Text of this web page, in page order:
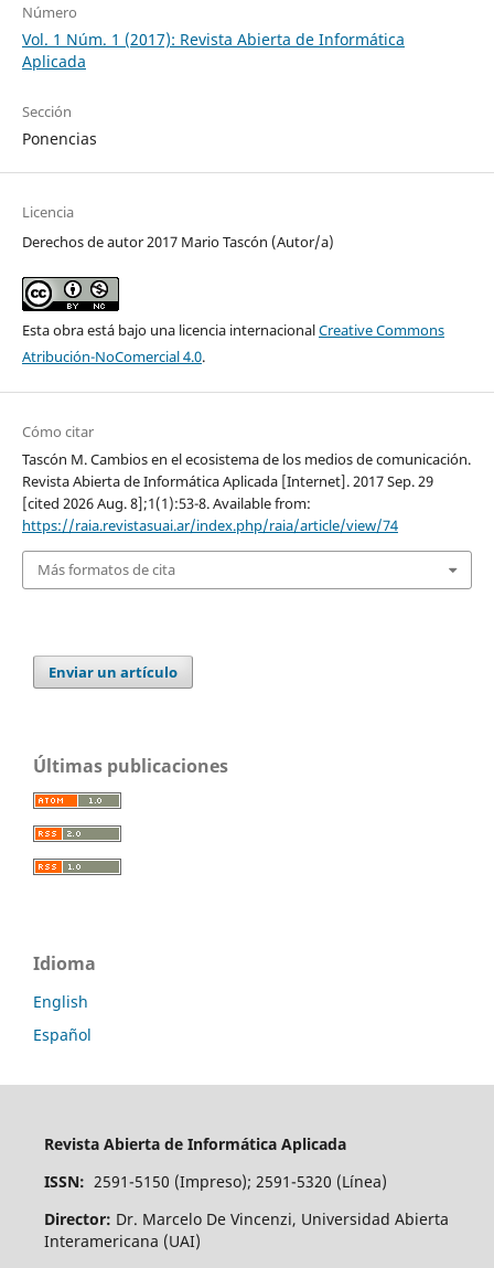
Número
Vol. 1 Núm. 1 (2017): Revista Abierta de Informática
Aplicada
Sección
Ponencias
Licencia
Derechos de autor 2017 Mario Tascón (Autor/a)
Esta obra está bajo una licencia internacionalCreative Commons
Atribución-NoComercial 4.0.
Cómo citar
Tascón M. Cambios en el ecosistema de los medios de comunicación.
Revista Abierta de Informática Aplicada [Internet]. 2017 Sep. 29
[cited 2026 Aug. 8];1(1):53-8. Available from:
https://raia.revistasuai.ar/index.php/raia/article/view/74
Más formatos de cita
Enviar un artículo
Últimas publicaciones
Idioma
English
Español
Revista Abierta de Informática Aplicada
ISSN: 2591-5150 (Impreso); 2591-5320 (Línea)
Director: Dr. Marcelo De Vincenzi, Universidad Abierta
Interamericana (UAI)